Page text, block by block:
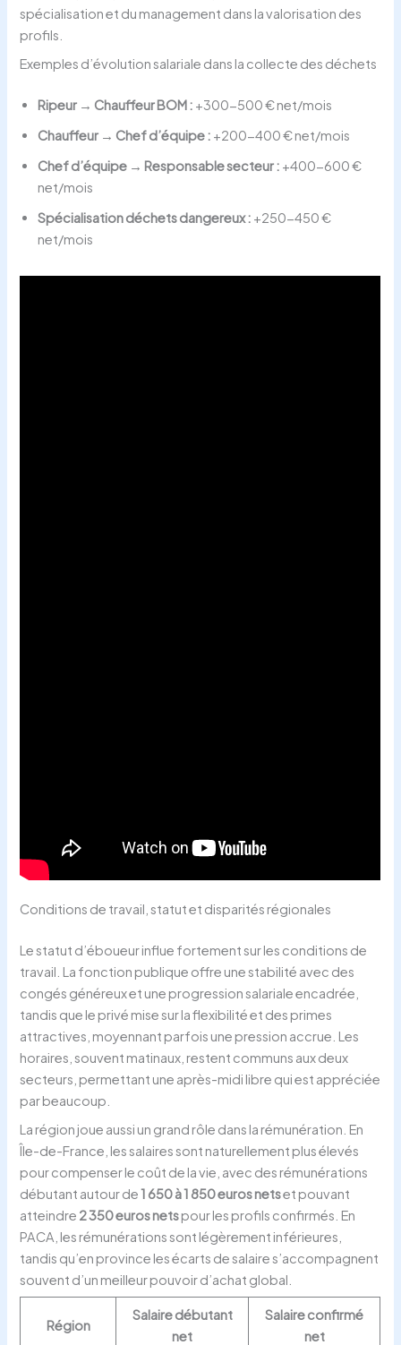
spécialisation et du management dans la valorisation des
profils.
Exemples d’évolution salariale dans la collecte des déchets
Ripeur → Chauffeur BOM : +300-500 € net/mois
Chauffeur → Chef d’équipe : +200-400 € net/mois
Chef d’équipe → Responsable secteur : +400-600 €
net/mois
Spécialisation déchets dangereux : +250-450 €
net/mois
Conditions de travail, statut et disparités régionales
Le statut d’éboueur influe fortement sur les conditions de
travail. La fonction publique offre une stabilité avec des
congés généreux et une progression salariale encadrée,
tandis que le privé mise sur la flexibilité et des primes
attractives, moyennant parfois une pression accrue. Les
horaires, souvent matinaux, restent communs aux deux
secteurs, permettant une après-midi libre qui est appréciée
par beaucoup.
La région joue aussi un grand rôle dans la rémunération. En
Île-de-France, les salaires sont naturellement plus élevés
pour compenser le coût de la vie, avec des rémunérations
débutant autour de1 650 à 1 850 euros netset pouvant
atteindre 2 350 euros netspour les profils confirmés. En
PACA, les rémunérations sont légèrement inférieures,
tandis qu’en province les écarts de salaire s’accompagnent
souvent d’un meilleur pouvoir d’achat global.
Région
Salaire débutant
net
Salaire confirmé
net